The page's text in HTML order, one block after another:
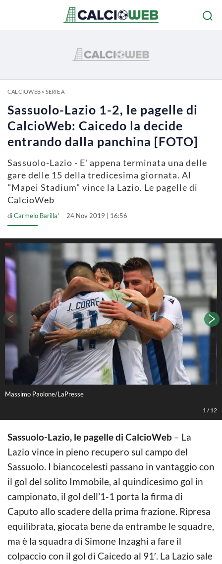
CALCIOWEB» SERIE A
Sassuolo-Lazio 1-2, le pagelle di
CalcioWeb: Caicedo la decide
entrando dalla panchina [FOTO]
Sassuolo-Lazio - E' appena terminata una delle
gare delle 15 della tredicesima giornata. Al
"Mapei Stadium" vince la Lazio. Le pagelle di
CalcioWeb
diCarmelo Barilla' 24 Nov 2019 | 16:56
Massimo Paolone/LaPresse
1 /12
Sassuolo-Lazio, le pagelle di CalcioWeb – La
Lazio vince in pieno recupero sul campo del
Sassuolo. I biancocelesti passano in vantaggio con
il gol del solito Immobile, al quindicesimo gol in
campionato, il gol dell’1-1 porta la firma di
Caputo allo scadere della prima frazione. Ripresa
equilibrata, giocata bene da entrambe le squadre,
ma è la squadra di Simone Inzaghi a fare il
colpaccio con il gol di Caicedo al 91′. La Lazio sale